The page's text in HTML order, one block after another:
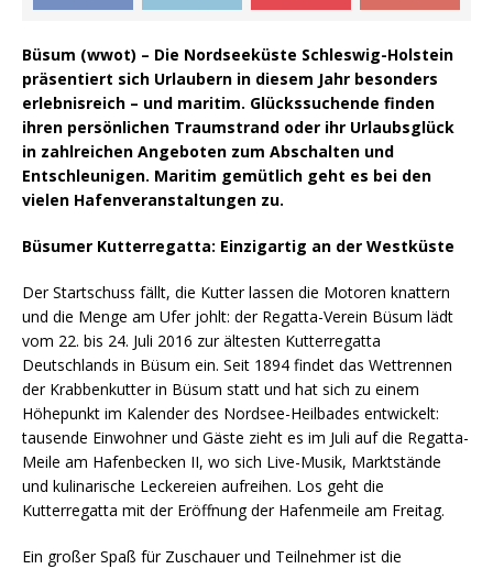
Büsum (wwot) – Die Nordseeküste Schleswig-Holstein
präsentiert sich Urlaubern in diesem Jahr besonders
erlebnisreich – und maritim. Glückssuchende finden
ihren persönlichen Traumstrand oder ihr Urlaubsglück
in zahlreichen Angeboten zum Abschalten und
Entschleunigen. Maritim gemütlich geht es bei den
vielen Hafenveranstaltungen zu.
Büsumer Kutterregatta: Einzigartig an der Westküste
Der Startschuss fällt, die Kutter lassen die Motoren knattern
und die Menge am Ufer johlt: der Regatta-Verein Büsum lädt
vom 22. bis 24. Juli 2016 zur ältesten Kutterregatta
Deutschlands in Büsum ein. Seit 1894 findet das Wettrennen
der Krabbenkutter in Büsum statt und hat sich zu einem
Höhepunkt im Kalender des Nordsee-Heilbades entwickelt:
tausende Einwohner und Gäste zieht es im Juli auf die Regatta-
Meile am Hafenbecken II, wo sich Live-Musik, Marktstände
und kulinarische Leckereien aufreihen. Los geht die
Kutterregatta mit der Eröffnung der Hafenmeile am Freitag.
Ein großer Spaß für Zuschauer und Teilnehmer ist die